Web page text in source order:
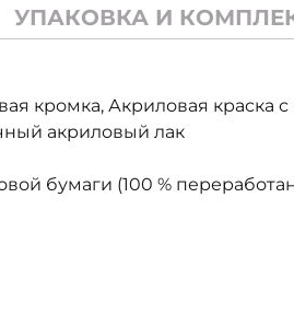
УПАКОВКА И
кромка, Акриловая краска
акриловый лак
бумаги (100 %